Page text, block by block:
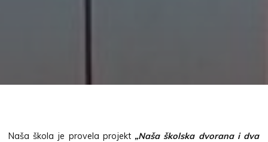
Naša škola je provela projekt „Naša školska dvorana i dva